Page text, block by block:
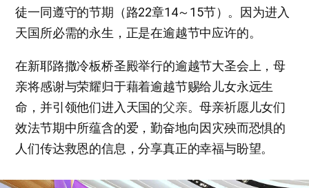
徒一同遵守的节期（路22章14～15节）。因为进入
天国所必需的永生，正是在逾越节中应许的。
在新耶路撒冷板桥圣殿举行的逾越节大圣会上，母
亲将感谢与荣耀归于藉着逾越节赐给儿女永远生
命，并引领他们进入天国的父亲。母亲祈愿儿女们
效法节期中所蕴含的爱，勤奋地向因灾殃而恐惧的
人们传达救恩的信息，分享真正的幸福与盼望。